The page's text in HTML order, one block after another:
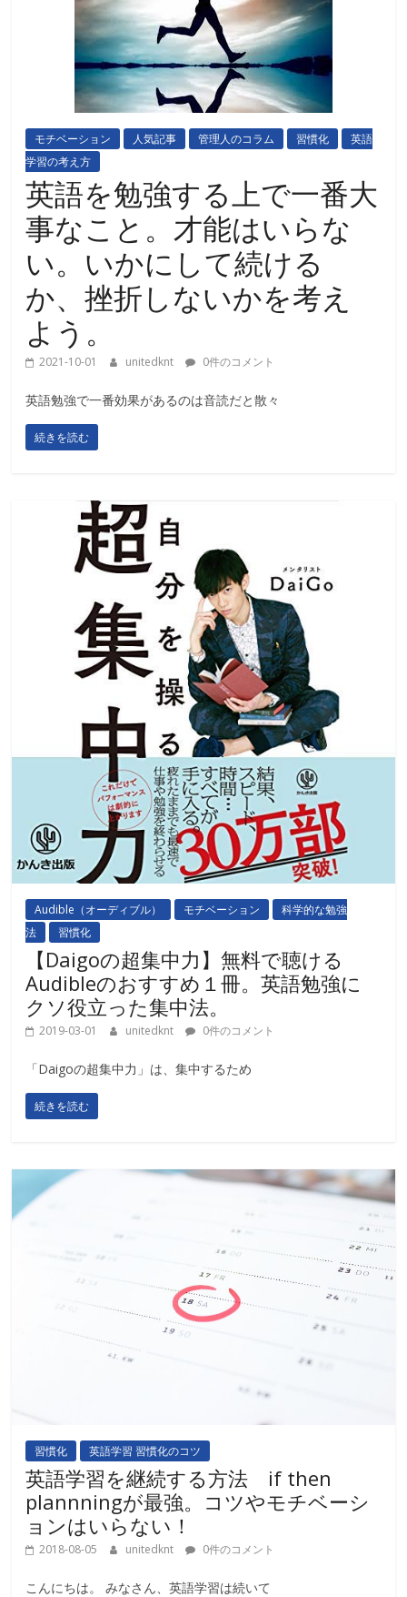
モチベーション 人気記事 管理人のコラム 習慣化
英語
学習の考え方
英語を勉強する上で一番大
事なこと。才能はいらな
い。いかにして続ける
か、挫折しないかを考え
よう。
2021-10-01 unitedknt 0件のコメント
英語勉強で一番効果があるのは音読だと散々
続きを読む
Audible（オーディブル） モチベーション
科学的な勉強
法
習慣化
【Daigoの超集中力】無料で聴ける
Audibleのおすすめ１冊。英語勉強に
クソ役立った集中法。
2019-03-01 unitedknt 0件のコメント
「Daigoの超集中力」は、集中するため
続きを読む
習慣化 英語学習 習慣化のコツ
英語学習を継続する方法 if then
plannningが最強。コツやモチベーシ
ョンはいらない！
2018-08-05 unitedknt 0件のコメント
こんにちは。 みなさん、英語学習は続いて